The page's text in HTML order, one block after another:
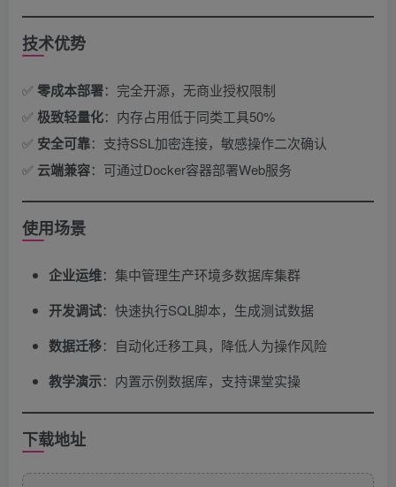
技术优势
✅ ​ 零成本部署​：完全开源，无商业授权限制
✅ ​ 极致轻量化​：内存占用低于同类工具50%
✅ ​ 安全可靠​：支持SSL加密连接，敏感操作二次确认
✅ ​ 云端兼容​：可通过Docker容器部署Web服务
使用场景
企业运维​：集中管理生产环境多数据库集群
开发调试​：快速执行SQL脚本，生成测试数据
数据迁移​：自动化迁移工具，降低人为操作风险
教学演示​：内置示例数据库，支持课堂实操
下载地址